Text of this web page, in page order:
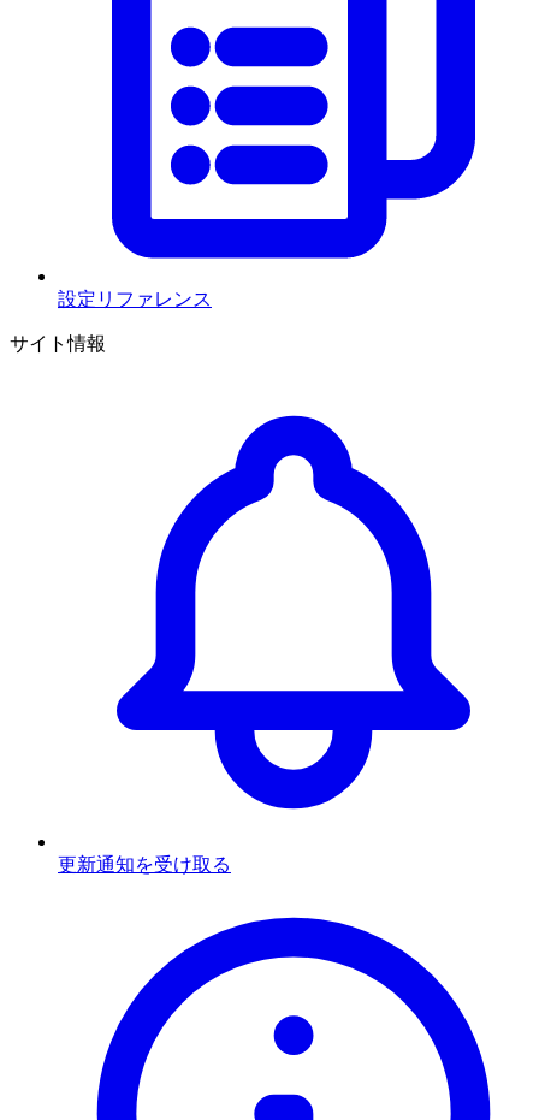
設定リファレンス
サイト情報
更新通知を受け取る